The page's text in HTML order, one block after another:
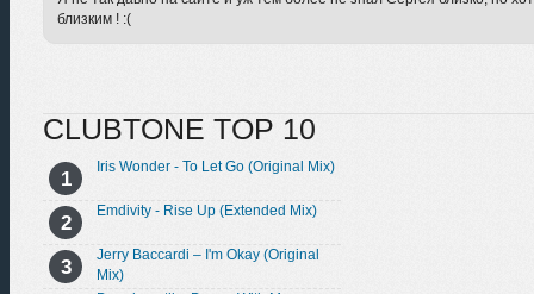
близким ! :(
CLUBTONE TOP 10
Iris Wonder - To Let Go (Original Mix)
Emdivity - Rise Up (Extended Mix)
Jerry Baccardi – I'm Okay (Original
Mix)